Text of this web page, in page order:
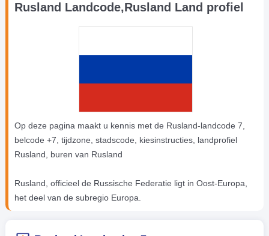
Rusland Landcode,Rusland Land profiel
Op deze pagina maakt u kennis met de Rusland-landcode 7,
belcode +7, tijdzone, stadscode, kiesinstructies, landprofiel
Rusland, buren van Rusland
Rusland, officieel de Russische Federatie ligt in Oost-Europa,
het deel van de subregio Europa.